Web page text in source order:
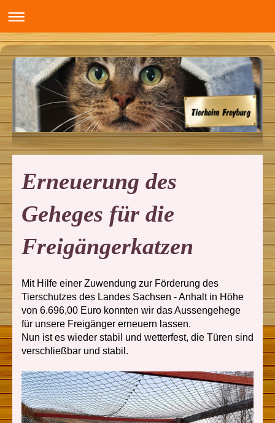
Erneuerung des
Geheges für die
Freigängerkatzen
Mit Hilfe einer Zuwendung zur Förderung des
Tierschutzes des Landes Sachsen - Anhalt in Höhe
von 6.696,00 Euro konnten wir das Aussengehege
für unsere Freigänger erneuern lassen.
Nun ist es wieder stabil und wetterfest, die Türen sind
verschließbar und stabil.